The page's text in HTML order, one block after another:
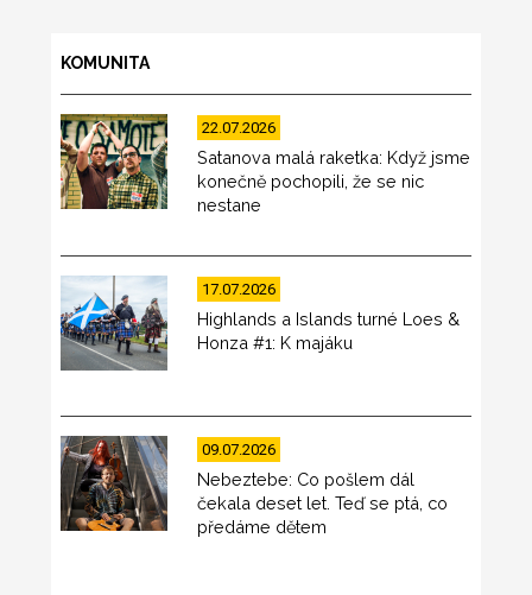
KOMUNITA
22.07.2026
Satanova malá raketka: Když jsme
konečně pochopili, že se nic
nestane
17.07.2026
Highlands a Islands turné Loes &
Honza #1: K majáku
09.07.2026
Nebeztebe: Co pošlem dál
čekala deset let. Teď se ptá, co
předáme dětem